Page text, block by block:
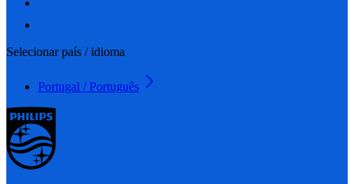
Selecionar país / idioma
Portugal / Português